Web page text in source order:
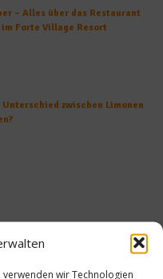
wir Technologien
– Alles über das Restaurant
im Forte Village Resort
zwischen Limonen